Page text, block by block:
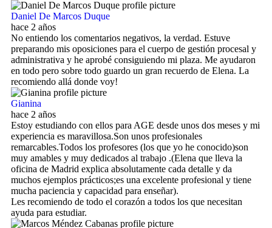
Daniel De Marcos Duque
hace 2 años
No entiendo los comentarios negativos, la verdad. Estuve
preparando mis oposiciones para el cuerpo de gestión procesal y
administrativa y he aprobé consiguiendo mi plaza. Me ayudaron
en todo pero sobre todo guardo un gran recuerdo de Elena. La
recomiendo allá donde voy!
Gianina
hace 2 años
Estoy estudiando con ellos para AGE desde unos dos meses y mi
experiencia es maravillosa.Son unos profesionales
remarcables.Todos los profesores (los que yo he conocido)son
muy amables y muy dedicados al trabajo .(Elena que lleva la
oficina de Madrid explica absolutamente cada detalle y da
muchos ejemplos prácticos;es una excelente profesional y tiene
mucha paciencia y capacidad para enseñar).
Les recomiendo de todo el corazón a todos los que necesitan
ayuda para estudiar.